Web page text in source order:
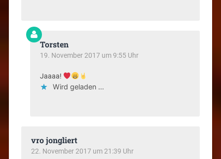
Torsten
19. November 2017 um 9:55 Uhr
Jaaaa!
Wird geladen …
vro jongliert
22. November 2017 um 21:39 Uhr